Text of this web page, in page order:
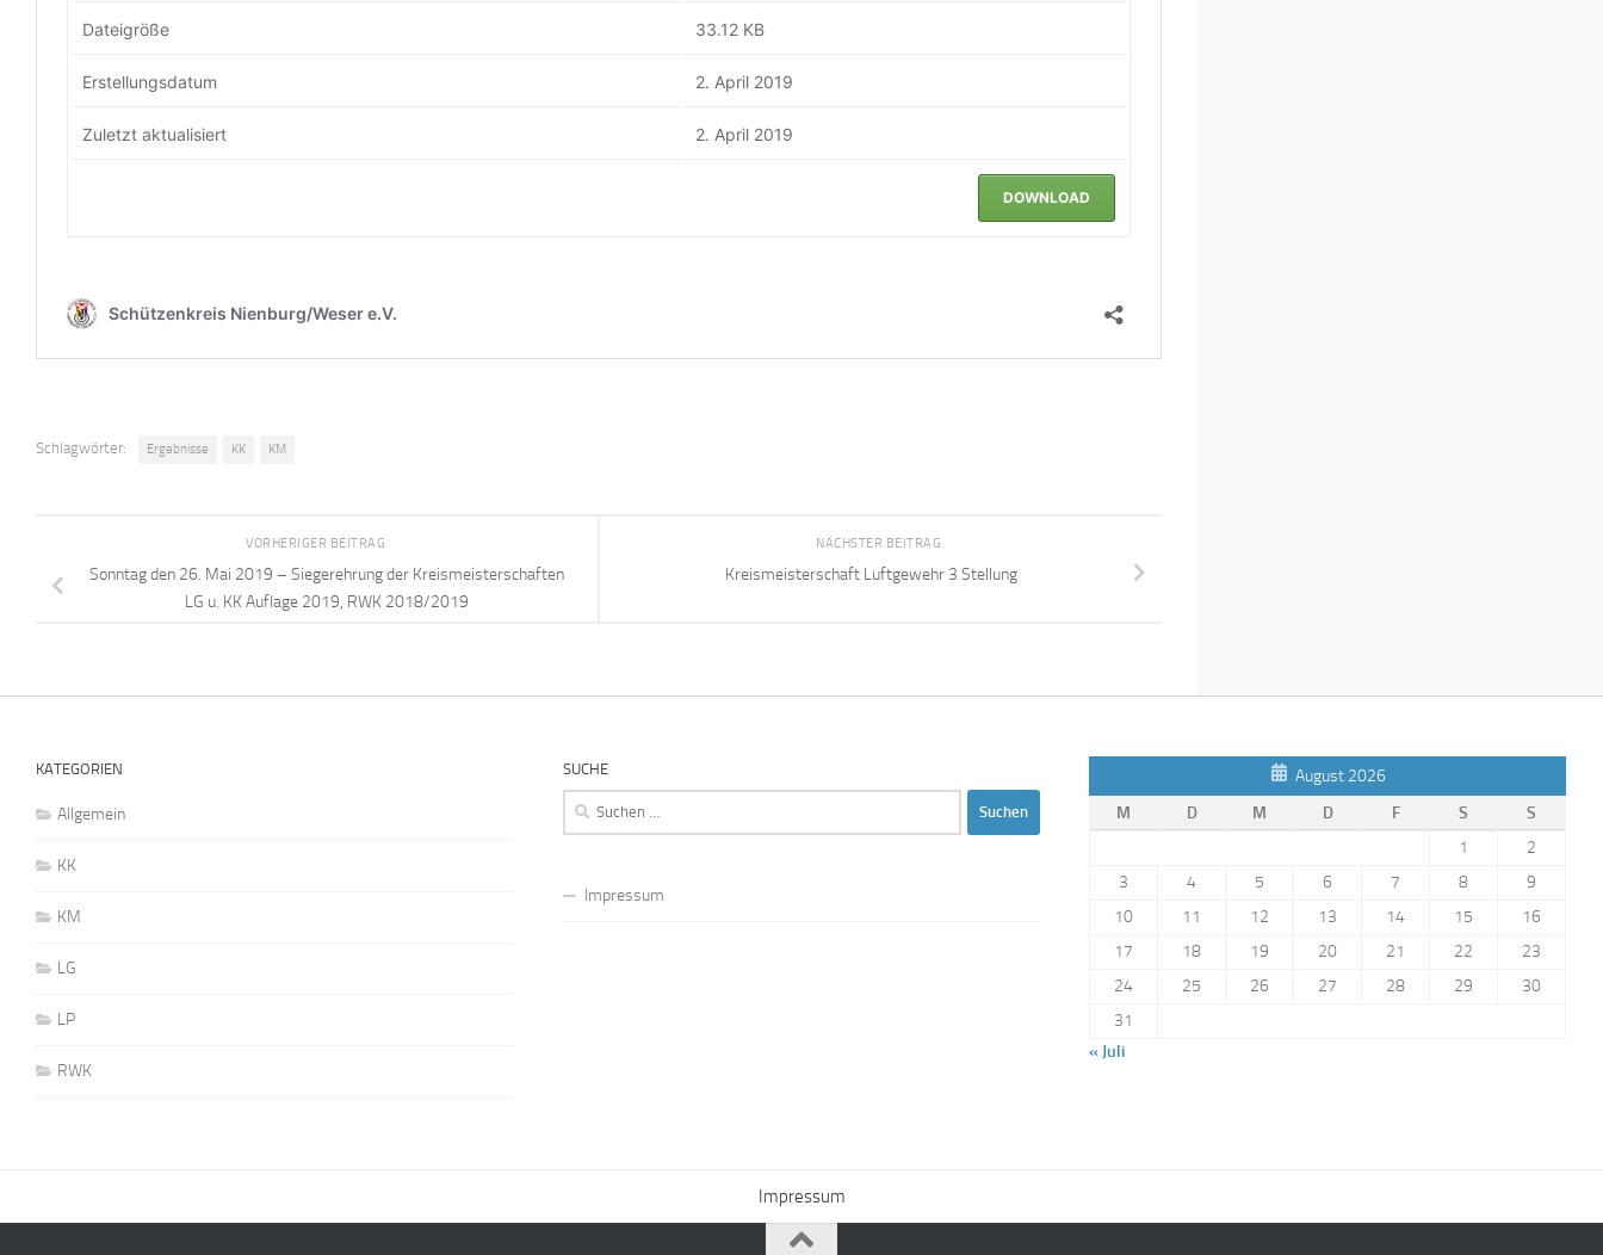
Schlagwörter: Ergebnisse KK KM
NÄCHSTER BEITRAG
Kreismeisterschaft Luftgewehr 3 Stellung
VORHERIGER BEITRAG
Sonntag den 26. Mai 2019 – Siegerehrung der Kreismeisterschaften
LG u. KK Auflage 2019, RWK 2018/2019
KATEGORIEN
Allgemein
KK
KM
LG
LP
RWK
SUCHE
Suchen
Impressum
August 2026
M
D M D F S
S
1
2
3
4 5 6 7 8
9
10
11 12 13 14 15
16
17
18 19 20 21 22
23
24
25 26 27 28 29
30
31
« Juli
Impressum